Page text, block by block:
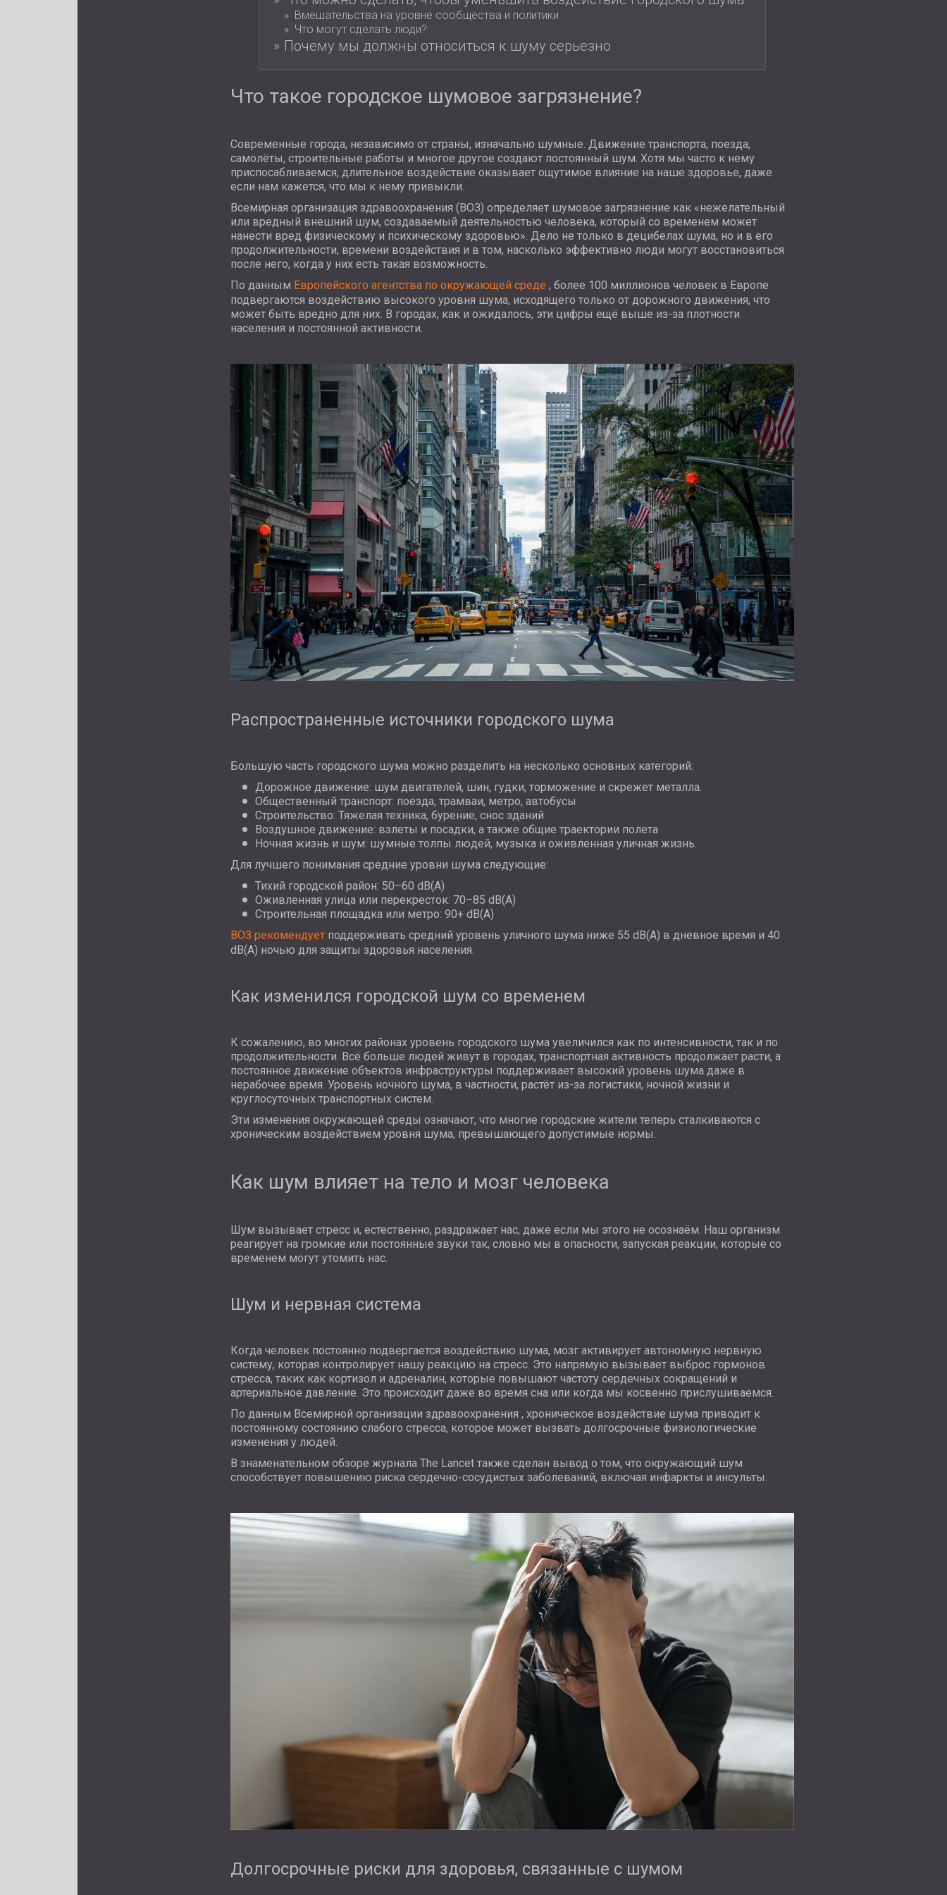
Вмешательства на уровне сообщества и политики
Что могут сделать люди?
Почему мы должны относиться к шуму серьезно
Что такое городское шумовое загрязнение?
Современные города, независимо от страны, изначально шумные. Движение транспорта, поезда,
самолёты, строительные работы и многое другое создают постоянный шум. Хотя мы часто к нему
приспосабливаемся, длительное воздействие оказывает ощутимое влияние на наше здоровье, даже
если нам кажется, что мы к нему привыкли.
Всемирная организация здравоохранения (ВОЗ) определяет шумовое загрязнение как «нежелательный
или вредный внешний шум, создаваемый деятельностью человека, который со временем может
нанести вред физическому и психическому здоровью». Дело не только в децибелах шума, но и в его
продолжительности, времени воздействия и в том, насколько эффективно люди могут восстановиться
после него, когда у них есть такая возможность.
По данным Европейского агентства по окружающей среде , более 100 миллионов человек в Европе
подвергаются воздействию высокого уровня шума, исходящего только от дорожного движения, что
может быть вредно для них. В городах, как и ожидалось, эти цифры ещё выше из-за плотности
населения и постоянной активности.
Распространенные источники городского шума
Большую часть городского шума можно разделить на несколько основных категорий:
Дорожное движение: шум двигателей, шин, гудки, торможение и скрежет металла.
Общественный транспорт: поезда, трамваи, метро, автобусы
Строительство: Тяжелая техника, бурение, снос зданий
Воздушное движение: взлеты и посадки, а также общие траектории полета
Ночная жизнь и шум: шумные толпы людей, музыка и оживленная уличная жизнь.
Для лучшего понимания средние уровни шума следующие:
Тихий городской район: 50–60 dB(A)
Оживленная улица или перекресток: 70–85 dB(A)
Строительная площадка или метро: 90+ dB(A)
ВОЗ рекомендует поддерживать средний уровень уличного шума ниже 55 dB(A) в дневное время и 40
dB(A) ночью для защиты здоровья населения.
Как изменился городской шум со временем
К сожалению, во многих районах уровень городского шума увеличился как по интенсивности, так и по
продолжительности. Всё больше людей живут в городах, транспортная активность продолжает расти, а
постоянное движение объектов инфраструктуры поддерживает высокий уровень шума даже в
нерабочее время. Уровень ночного шума, в частности, растёт из-за логистики, ночной жизни и
круглосуточных транспортных систем.
Эти изменения окружающей среды означают, что многие городские жители теперь сталкиваются с
хроническим воздействием уровня шума, превышающего допустимые нормы.
Как шум влияет на тело и мозг человека
Шум вызывает стресс и, естественно, раздражает нас, даже если мы этого не осознаём. Наш организм
реагирует на громкие или постоянные звуки так, словно мы в опасности, запуская реакции, которые со
временем могут утомить нас.
Шум и нервная система
Когда человек постоянно подвергается воздействию шума, мозг активирует автономную нервную
систему, которая контролирует нашу реакцию на стресс. Это напрямую вызывает выброс гормонов
стресса, таких как кортизол и адреналин, которые повышают частоту сердечных сокращений и
артериальное давление. Это происходит даже во время сна или когда мы косвенно прислушиваемся.
По данным Всемирной организации здравоохранения , хроническое воздействие шума приводит к
постоянному состоянию слабого стресса, которое может вызвать долгосрочные физиологические
изменения у людей.
В знаменательном обзоре журнала The Lancet также сделан вывод о том, что окружающий шум
способствует повышению риска сердечно-сосудистых заболеваний, включая инфаркты и инсульты.
Долгосрочные риски для здоровья, связанные с шумом